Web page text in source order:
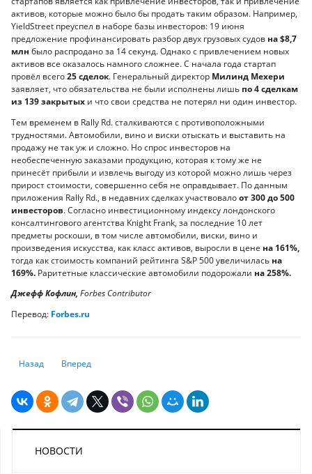
активов, которые можно было бы продать таким образом. Например,
YieldStreet преуспел в наборе базы инвесторов: 19 июня
предложение профинансировать разбор двух грузовых судов на $8,7
млн было распродано за 14 секунд. Однако с привлечением новых
активов все оказалось намного сложнее. С начала года стартап
провёл всего25 сделок. Генеральный директор Милинд Мехери
заявляет, что обязательства не были исполнены лишь по 4 сделкам
из 139 закрытых и что свои средства не потерял ни один инвестор.
Тем временем в Rally Rd. сталкиваются с противоположными
трудностями. Автомобили, вино и виски отыскать и выставить на
продажу не так уж и сложно. Но спрос инвесторов на
необеспеченную заказами продукцию, которая к тому же не
принесёт прибыли и извлечь выгоду из которой можно лишь через
прирост стоимости, совершенно себя не оправдывает. По данным
приложения Rally Rd., в недавних сделках участвовалоот 300 до 500
инвесторов. Согласно инвестиционному индексу лондонского
консалтингового агентства Knight Frank, за последние 10 лет
предметы роскоши, в том числе автомобили, виски, вино и
произведения искусства, как класс активов, выросли в цене на 161%,
тогда как стоимость компаний рейтинга S&P 500 увеличилась на
169%. Раритетные классические автомобили подорожали на 258%.
Джефф Кофлин, Forbes Contributor
Перевод: Forbes.ru
Предыдущий: Как Рокфеллер придумал зарабатывать на нефти и
Назад Следующий: Деньги из-под земли. Сколько зарабатывают
Вперед
НОВОСТИ